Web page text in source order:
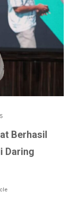
Berhasil
Daring